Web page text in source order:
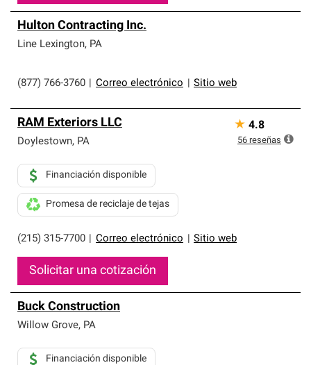
Hulton Contracting Inc.
Line Lexington, PA
(877) 766-3760 Correo electrónico Sitio web
RAM Exteriors LLC
Doylestown, PA
(215) 315-7700 Correo electrónico Sitio web
Financiación disponible
Promesa de reciclaje de tejas
Solicitar una cotización
★ 4.8
56 reseñas
Buck Construction
Willow Grove, PA
Financiación disponible